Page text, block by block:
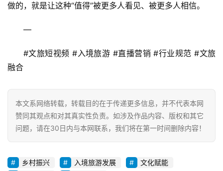
做的，就是让这种“值得”被更多人看见、被更多人相信。
—
#文旅短视频 #入境旅游 #直播营销 #行业规范 #文旅
融合
本文系网络转载，转载目的在于传递更多信息，并不代表本网
赞同其观点和对其真实性负责。如涉及作品内容、版权和其它
问题，请在30日内与本网联系，我们将在第一时间删除内容！
乡村振兴 入境旅游发展
文化赋能